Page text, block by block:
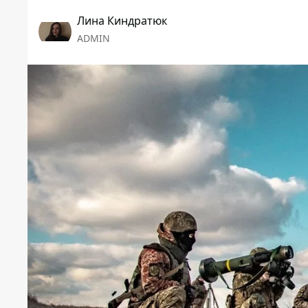
Лина Киндратюк
ADMIN